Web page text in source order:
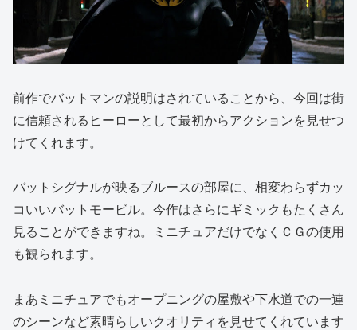
前作でバットマンの説明はされていることから、今回は街
に信頼されるヒーローとして最初からアクションを見せつ
けてくれます。
バットシグナルが映るブルースの部屋に、相変わらずカッ
コいいバットモービル。今作はさらにギミックもたくさん
見ることができますね。ミニチュアだけでなくＣＧの使用
も観られます。
まあミニチュアでもオープニングの屋敷や下水道での一連
のシーンなど素晴らしいクオリティを見せてくれています